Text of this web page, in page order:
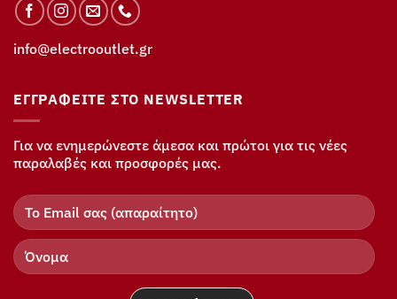
info@electrooutlet.gr
ΕΓΓΡΑΦΕΊΤΕ ΣΤΟ NEWSLETTER
Για να ενημερώνεστε άμεσα και πρώτοι για τις νέες
παραλαβές και προσφορές μας.